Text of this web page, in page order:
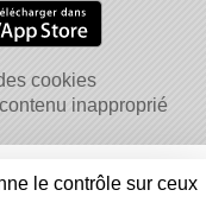
cookies
inapproprié
le contrôle sur ceux